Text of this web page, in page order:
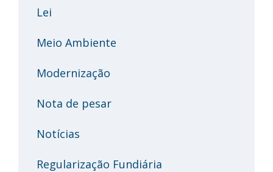
Lei
Meio Ambiente
Modernização
Nota de pesar
Notícias
Regularização Fundiária